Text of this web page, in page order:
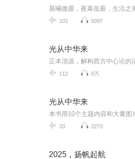
102 5097
光从中华来
112 9万
光从中华来
33 2273
2025，扬帆起航